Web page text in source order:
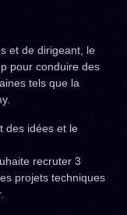
et de dirigeant, le
pour conduire des
tels que la
des idées et le
recruter 3
projets techniques